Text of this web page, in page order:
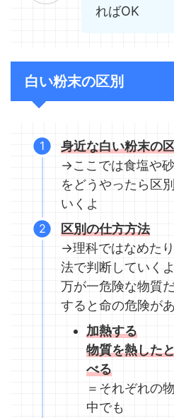
ればOK
白い粉末の区別
身近な白い粉末の
→ここでは食塩や
をどうやったら区
いくよ
区別の仕方方法
→理科ではなめた
法で判断していくよ
万が一危険な物質
すると命の危険が
加熱する
物質を熱した
べる
＝それぞれの
中でも